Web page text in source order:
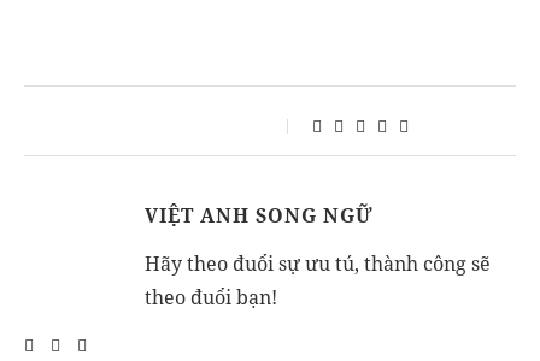
VIỆT ANH SONG NGỮ
Hãy theo đuổi sự ưu tú, thành công sẽ
theo đuổi bạn!